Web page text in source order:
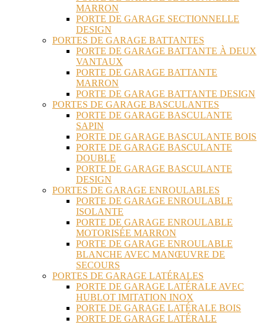
MARRON
PORTE DE GARAGE SECTIONNELLE
DESIGN
PORTES DE GARAGE BATTANTES
PORTE DE GARAGE BATTANTE À DEUX
VANTAUX
PORTE DE GARAGE BATTANTE
MARRON
PORTE DE GARAGE BATTANTE DESIGN
PORTES DE GARAGE BASCULANTES
PORTE DE GARAGE BASCULANTE
SAPIN
PORTE DE GARAGE BASCULANTE BOIS
PORTE DE GARAGE BASCULANTE
DOUBLE
PORTE DE GARAGE BASCULANTE
DESIGN
PORTES DE GARAGE ENROULABLES
PORTE DE GARAGE ENROULABLE
ISOLANTE
PORTE DE GARAGE ENROULABLE
MOTORISÉE MARRON
PORTE DE GARAGE ENROULABLE
BLANCHE AVEC MANŒUVRE DE
SECOURS
PORTES DE GARAGE LATÉRALES
PORTE DE GARAGE LATÉRALE AVEC
HUBLOT IMITATION INOX
PORTE DE GARAGE LATÉRALE BOIS
PORTE DE GARAGE LATÉRALE